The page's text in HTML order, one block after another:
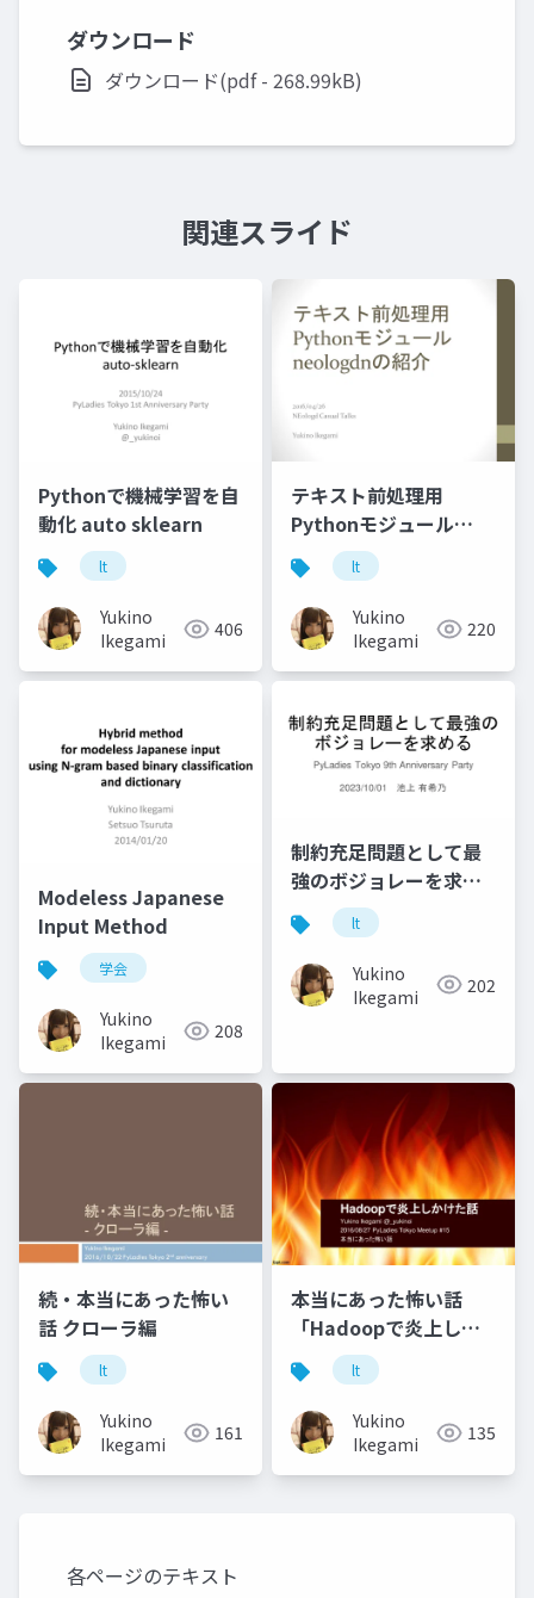
ダウンロード
ダウンロード(pdf - 268.99kB)
関連スライド
Pythonで機械学習を自
動化 auto sklearn
lt
Yukino
Ikegami
406
テキスト前処理用
Pythonモジュール
neologdnの紹介
lt
Yukino
Ikegami
220
Modeless Japanese
Input Method
学会
Yukino
Ikegami
208
制約充足問題として最
強のボジョレーを求め
る
lt
Yukino
Ikegami
202
続・本当にあった怖い
話 クローラ編
lt
Yukino
Ikegami
161
本当にあった怖い話
「Hadoopで炎上しか
けた話」
lt
Yukino
Ikegami
135
各ページのテキスト